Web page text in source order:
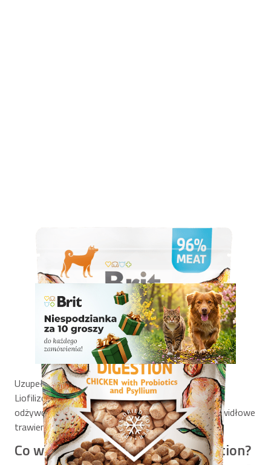
Uzupełniająca karma dla psów na bazie kurczaka.
Liofilizowany przysmak o wysokich wartościach
odżywczych. Z probiotykami i psyllium. Wspiera prawidłowe
trawienie i funkcjonowanie układu pokarmowego.
Co wyróżnia Brit Raw Treat Digestion?